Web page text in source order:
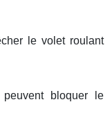
le volet roulant
bloquer le